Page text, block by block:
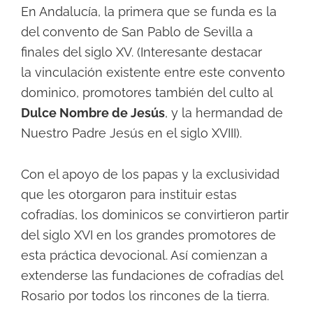
En Andalucía, la primera que se funda es la
del convento de San Pablo de Sevilla a
finales del siglo XV. (Interesante destacar
la vinculación existente entre este convento
dominico, promotores también del culto al
Dulce Nombre de Jesús, y la hermandad de
Nuestro Padre Jesús en el siglo XVIII).
Con el apoyo de los papas y la exclusividad
que les otorgaron para instituir estas
cofradías, los dominicos se convirtieron partir
del siglo XVI en los grandes promotores de
esta práctica devocional. Así comienzan a
extenderse las fundaciones de cofradías del
Rosario por todos los rincones de la tierra.